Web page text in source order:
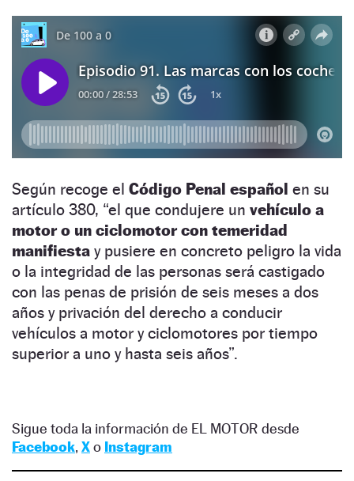
Según recoge el Código Penal español en su
artículo 380, “el que condujere un vehículo a
motor o un ciclomotor con temeridad
manifiesta y pusiere en concreto peligro la vida
o la integridad de las personas será castigado
con las penas de prisión de seis meses a dos
años y privación del derecho a conducir
vehículos a motor y ciclomotores por tiempo
superior a uno y hasta seis años”.
Sigue toda la información de EL MOTOR desde
Facebook, Xo Instagram